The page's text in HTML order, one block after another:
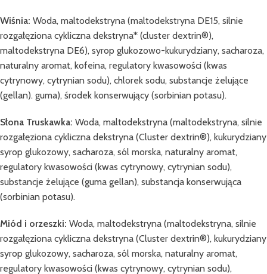
Wiśnia: Woda, maltodekstryna (maltodekstryna DE15, silnie
rozgałęziona cykliczna dekstryna* (cluster dextrin®),
maltodekstryna DE6), syrop glukozowo-kukurydziany, sacharoza,
naturalny aromat, kofeina, regulatory kwasowości (kwas
cytrynowy, cytrynian sodu), chlorek sodu, substancje żelujące
(gellan). guma), środek konserwujący (sorbinian potasu).
Słona Truskawka: Woda, maltodekstryna (maltodekstryna, silnie
rozgałęziona cykliczna dekstryna (Cluster dextrin®), kukurydziany
syrop glukozowy, sacharoza, sól morska, naturalny aromat,
regulatory kwasowości (kwas cytrynowy, cytrynian sodu),
substancje żelujące (guma gellan), substancja konserwująca
(sorbinian potasu).
Miód i orzeszki: Woda, maltodekstryna (maltodekstryna, silnie
rozgałęziona cykliczna dekstryna (Cluster dextrin®), kukurydziany
syrop glukozowy, sacharoza, sól morska, naturalny aromat,
regulatory kwasowości (kwas cytrynowy, cytrynian sodu),